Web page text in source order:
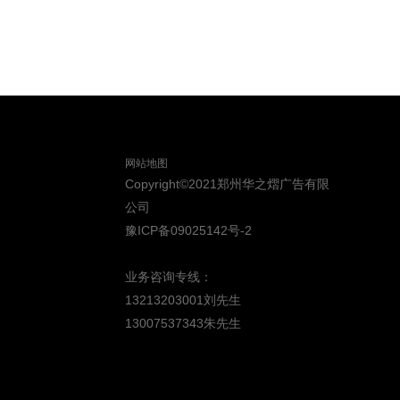
网站地图
Copyright©2021郑州华之熠广告有限
公司
豫ICP备09025142号-2
业务咨询专线：
13213203001刘先生
13007537343朱先生